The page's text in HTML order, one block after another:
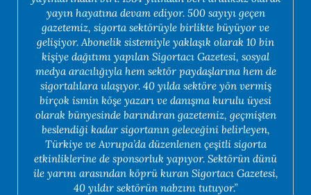
yayın hayatına devam ediyor. 500 sayıyı geçen
gazetemiz, sigorta sektörüyle birlikte büyüyor ve
gelişiyor. Abonelik sistemiyle yaklaşık olarak 10 bin
kişiye dağıtımı yapılan Sigortacı Gazetesi, sosyal
medya aracılığıyla hem sektör paydaşlarına hem de
sigortalılara ulaşıyor. 40 yılda sektöre yön vermiş
birçok ismin köşe yazarı ve danışma kurulu üyesi
olarak bünyesinde barındıran gazetemiz, geçmişten
beslendiği kadar sigortanın geleceğini belirleyen,
Türkiye ve Avrupa’da düzenlenen çeşitli sigorta
etkinliklerine de sponsorluk yapıyor. Sektörün dünü
ile yarını arasından köprü kuran Sigortacı Gazetesi,
40 yıldır sektörün nabzını tutuyor.”